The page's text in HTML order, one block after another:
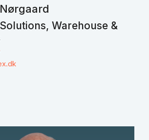
Warehouse &